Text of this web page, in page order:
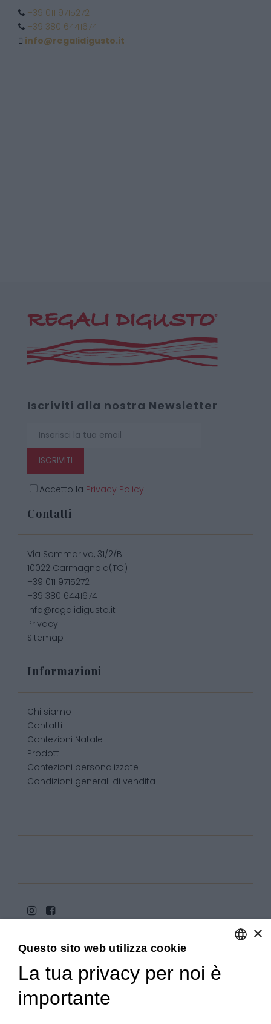
+39 011 9715272
+39 380 6441674
info@regalidigusto.it
Iscriviti alla nostra Newsletter
ISCRIVITI
Accetto la Privacy Policy
Contatti
Via Sommariva, 31/2/B
10022 Carmagnola(TO)
+39 011 9715272
+39 380 6441674
info@regalidigusto.it
Privacy
Sitemap
Informazioni
Chi siamo
Contatti
Confezioni Natale
Prodotti
Confezioni personalizzate
Condizioni generali di vendita
Copyright 2020© Regali Digusto è un marchio di Olio
×
Questo sito web utilizza cookie
La tua privacy per noi è
importante